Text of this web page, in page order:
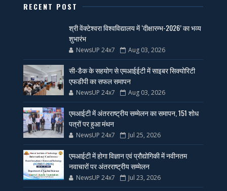
RECENT POST
श्री वेंक्टेश्वरा विश्वविद्यालय में ‘दीक्षारम्भ-2026’ का भव्य
शुभारंभ
NewsUP 24x7 Aug 03, 2026
सी-डैक के सहयोग से एमआईईटी में साइबर सिक्योरिटी
एफडीपी का सफल समापन
NewsUP 24x7 Aug 03, 2026
एमआईटी में अंतरराष्ट्रीय सम्मेलन का समापन, 151 शोध
पत्रों पर हुआ मंथन
NewsUP 24x7 Jul 25, 2026
एमआईटी में होगा विज्ञान एवं प्रौद्योगिकी में नवीनतम
नवाचारों पर अंतरराष्ट्रीय सम्मेलन
NewsUP 24x7 Jul 23, 2026